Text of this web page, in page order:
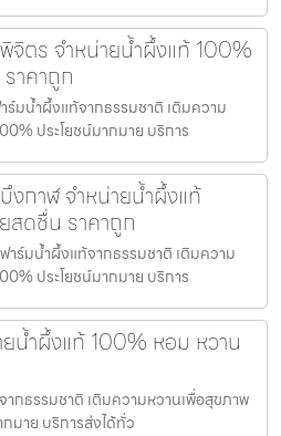
จิตร จำหน่ายน้ำผึ้งแท้ 100%
าคาถูก
มน้ำผึ้งแท้จากธรรมชาติ เติมความ
ประโยชน์มากมาย บริการ
งกาฬ จำหน่ายน้ำผึ้งแท้
สดชื่น ราคาถูก
ร์มน้ำผึ้งแท้จากธรรมชาติ เติมความ
ประโยชน์มากมาย บริการ
น้ำผึ้งแท้ 100% หอม หวาน
กธรรมชาติ เติมความหวานเพื่อสุขภาพ
มาย บริการส่งได้ทั่ว